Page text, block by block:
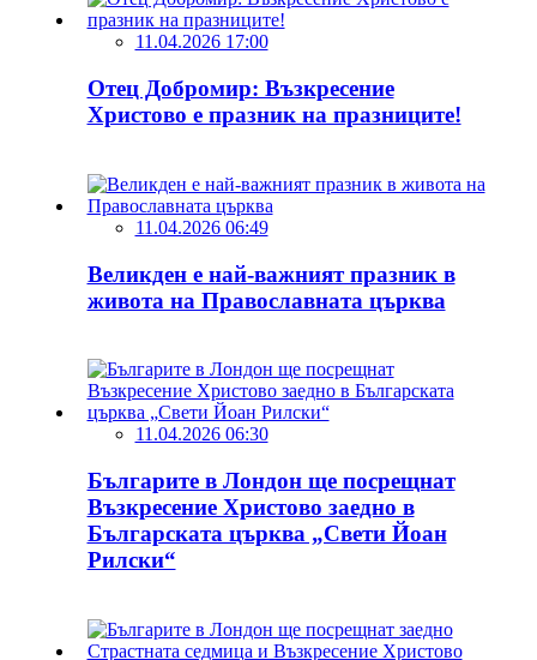
11.04.2026 17:00
Отец Добромир: Възкресение
Христово е празник на празниците!
11.04.2026 06:49
Великден е най-важният празник в
живота на Православната църква
11.04.2026 06:30
Българите в Лондон ще посрещнат
Възкресение Христово заедно в
Българската църква „Свети Йоан
Рилски“